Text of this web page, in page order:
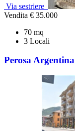
Via sestriere
Vendita € 35.000
70 mq
3 Locali
Perosa Argentina